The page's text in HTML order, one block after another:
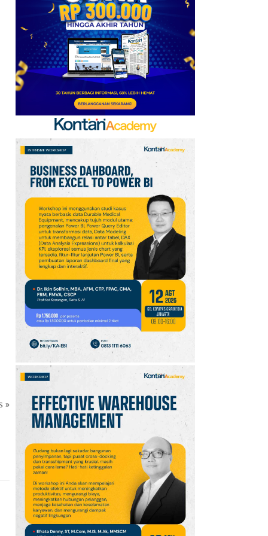
»
Telegram Sempat Hilang
dari App Store, Ini
Penjelasan Apple dan
Durov
7
Kabar Transfer Man
United: 6 Pemain
Berpeluang Hengkang
Sebelum Deadline
8
Link dan Syarat
Dokumen Pendaftaran
Pandang Istana untuk
Ikut Upacara HUT Ke-81
RI
Sejarah Hari
Keantariksaan Nasional
Setiap 6 Agustus dan
Cara Merayakannya
10 Oppo A7 Pro Max Rilis
dengan Baterai 10.000
mAh, Terbesar
Sepanjang Sejarah Oppo